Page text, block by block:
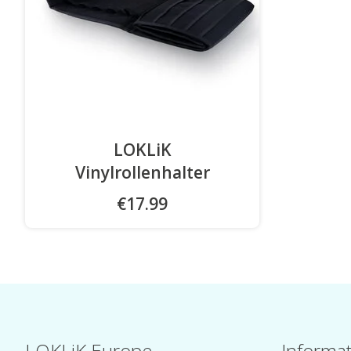
LOKLiK
Vinylrollenhalter
€17.99